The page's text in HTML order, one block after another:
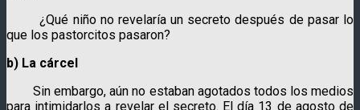
¿Qué niño no revelaría un secreto después de pasar lo
que los pastorcitos pasaron?
b) La cárcel
Sin embargo, aún no estaban agotados todos los medios
para intimidarlos a revelar el secreto. El día 13 de agosto de